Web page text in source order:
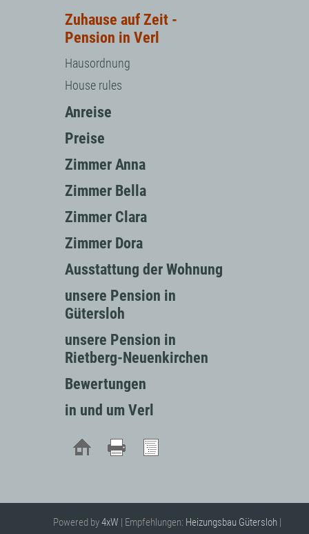
Zuhause auf Zeit -
Pension in Verl
Hausordnung
House rules
Anreise
Preise
Zimmer Anna
Zimmer Bella
Zimmer Clara
Zimmer Dora
Ausstattung der Wohnung
unsere Pension in
Gütersloh
unsere Pension in
Rietberg-Neuenkirchen
Bewertungen
in und um Verl
Powered by4xW | Empfehlungen: Heizungsbau Gütersloh |